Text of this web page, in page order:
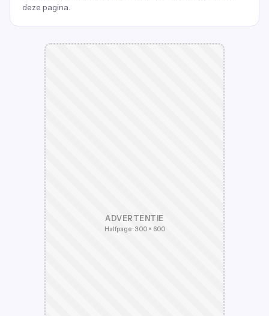
deze pagina.
ADVERTENTIE
Halfpage · 300 × 600